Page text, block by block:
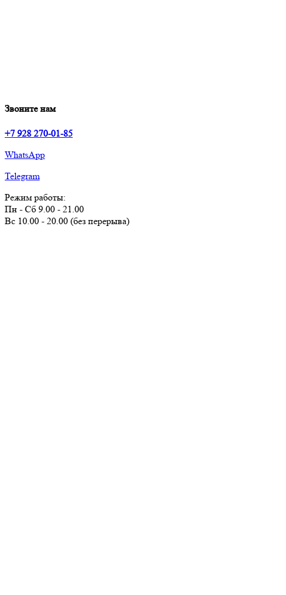
Звоните нам
+7 928 270-01-85
WhatsApp
Telegram
Режим работы:
Пн - Сб 9.00 - 21.00
Вс 10.00 - 20.00 (без перерыва)